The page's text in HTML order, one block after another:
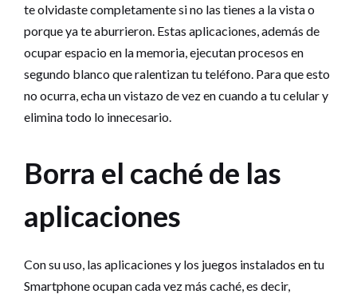
te olvidaste completamente si no las tienes a la vista o
porque ya te aburrieron. Estas aplicaciones, además de
ocupar espacio en la memoria, ejecutan procesos en
segundo blanco que ralentizan tu teléfono. Para que esto
no ocurra, echa un vistazo de vez en cuando a tu celular y
elimina todo lo innecesario.
Borra el caché de las
aplicaciones
Con su uso, las aplicaciones y los juegos instalados en tu
Smartphone ocupan cada vez más caché, es decir,